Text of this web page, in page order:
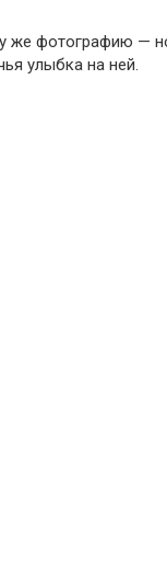
же фотографию —
улыбка на ней.